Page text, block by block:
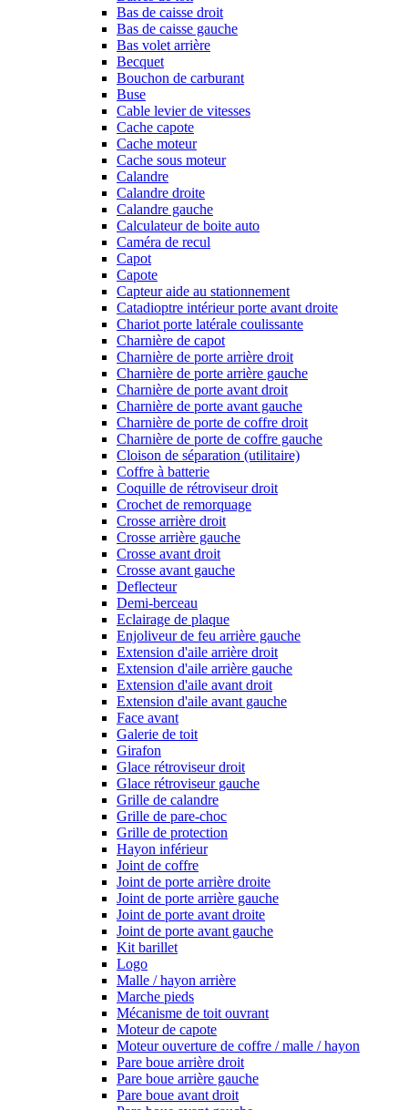
Bas de caisse droit
Bas de caisse gauche
Bas volet arrière
Becquet
Bouchon de carburant
Buse
Cable levier de vitesses
Cache capote
Cache moteur
Cache sous moteur
Calandre
Calandre droite
Calandre gauche
Calculateur de boite auto
Caméra de recul
Capot
Capote
Capteur aide au stationnement
Catadioptre intérieur porte avant droite
Chariot porte latérale coulissante
Charnière de capot
Charnière de porte arrière droit
Charnière de porte arrière gauche
Charnière de porte avant droit
Charnière de porte avant gauche
Charnière de porte de coffre droit
Charnière de porte de coffre gauche
Cloison de séparation (utilitaire)
Coffre à batterie
Coquille de rétroviseur droit
Crochet de remorquage
Crosse arrière droit
Crosse arrière gauche
Crosse avant droit
Crosse avant gauche
Deflecteur
Demi-berceau
Eclairage de plaque
Enjoliveur de feu arrière gauche
Extension d'aile arrière droit
Extension d'aile arrière gauche
Extension d'aile avant droit
Extension d'aile avant gauche
Face avant
Galerie de toit
Girafon
Glace rétroviseur droit
Glace rétroviseur gauche
Grille de calandre
Grille de pare-choc
Grille de protection
Hayon inférieur
Joint de coffre
Joint de porte arrière droite
Joint de porte arrière gauche
Joint de porte avant droite
Joint de porte avant gauche
Kit barillet
Logo
Malle / hayon arrière
Marche pieds
Mécanisme de toit ouvrant
Moteur de capote
Moteur ouverture de coffre / malle / hayon
Pare boue arrière droit
Pare boue arrière gauche
Pare boue avant droit